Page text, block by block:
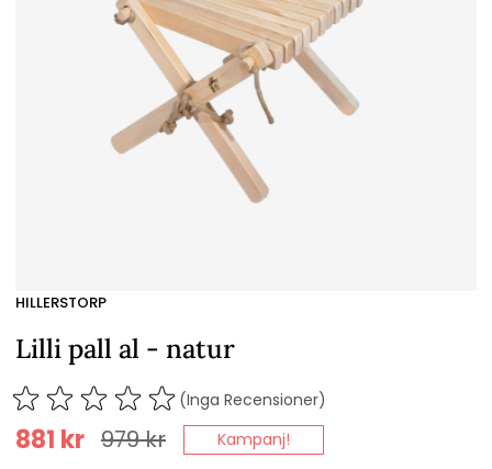
HILLERSTORP
Lilli pall al - natur
(Inga Recensioner)
979kr
881 kr Kampanj!